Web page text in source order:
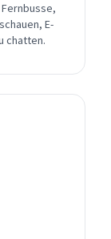
E-
chatten.